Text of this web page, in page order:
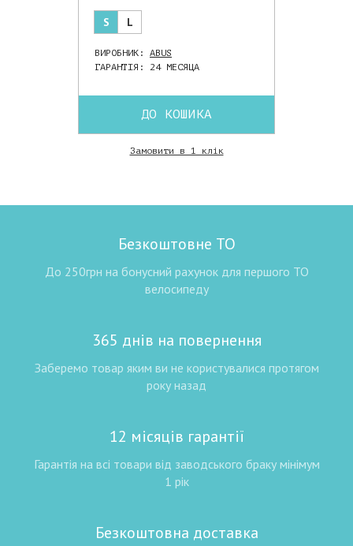
S L
ВИРОБНИК: ABUS
ГАРАНТІЯ: 24 МЕСЯЦА
ДО КОШИКА
Замовити в 1 клік
Безкоштовне ТО
До 250грн на бонусний рахунок для першого ТО
велосипеду
365 днів на повернення
Заберемо товар яким ви не користувалися протягом
року назад
12 місяців гарантії
Гарантія на всі товари від заводського браку мінімум
1 рік
Безкоштовна доставка